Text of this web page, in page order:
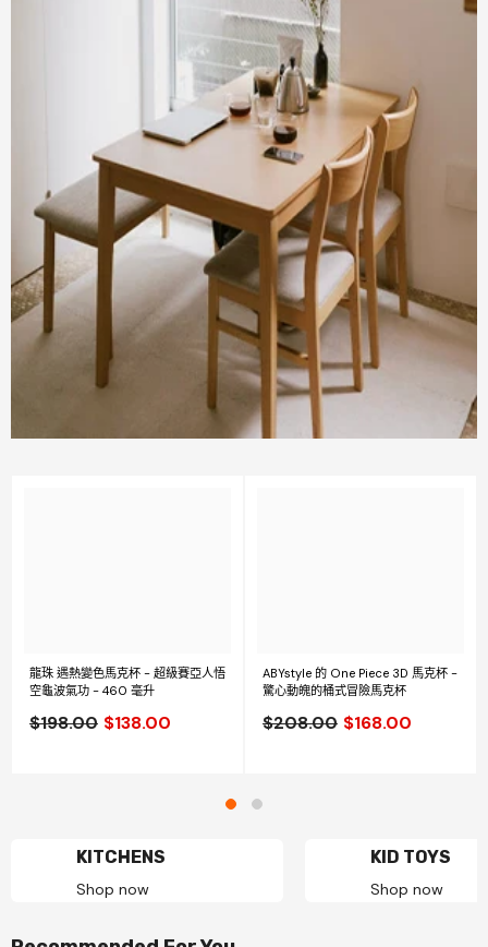
龍珠 遇熱變色馬克杯 - 超級賽亞人悟
空龜波氣功 - 460 毫升
$198.00 $138.00
ABYstyle 的 One Piece 3D 馬克杯 -
驚心動魄的桶式冒險馬克杯
$208.00 $168.00
KITCHENS
Shop now
KID TOYS
Shop now